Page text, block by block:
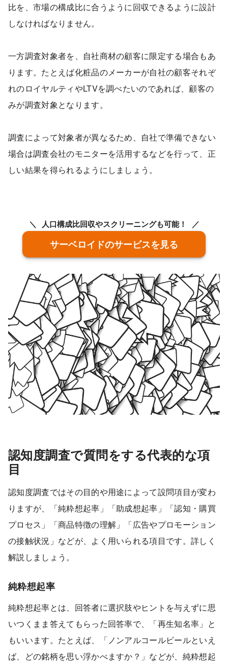
比を、市場の構成比に合うように回収できるように設計
しなければなりません。
一方調査対象者を、自社商材の顧客に限定する場合もあ
ります。たとえば化粧品のメーカーが自社の顧客それぞ
れのロイヤルティやLTVを調べたいのであれば、顧客の
みが調査対象となります。
調査によって対象者が異なるため、自社で準備できない
場合は調査会社のモニターを活用するなどを行って、正
しい結果を得られるようにしましょう。
人口構成比回収やスクリーニングも可能！
サーベロイドのサービスを見る
認知度調査で質問をする代表的な項
目
認知度調査ではその目的や用途によって設問項目が変わ
りますが、「純粋想起率」「助成想起率」「認知・購買
プロセス」「商品特徴の理解」「広告やプロモーション
の接触状況」などが、よく用いられる項目です。詳しく
解説しましょう。
純粋想起率
純粋想起率とは、回答者に選択肢やヒントを与えずに思
いつくまま答えてもらった回答率で、「再生知名率」と
もいいます。たとえば、「ノンアルコールビールといえ
ば、どの銘柄を思い浮かべますか？」などが、純粋想起